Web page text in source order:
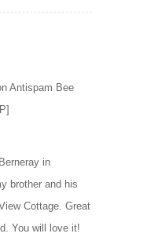
Antispam Bee
in
brother and his
Cottage. Great
You will love it!